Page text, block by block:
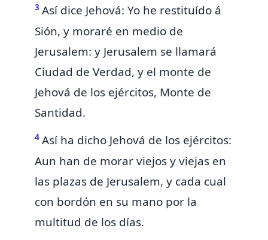
3 Así dice Jehová: Yo he restituído á
Sión, y moraré en medio de
Jerusalem: y Jerusalem se llamará
Ciudad de Verdad, y el monte de
Jehová de los ejércitos, Monte de
Santidad.
4 Así ha dicho Jehová de los ejércitos:
Aun han de morar viejos y viejas en
las plazas de Jerusalem, y cada cual
con bordón en su mano por la
multitud de los días.